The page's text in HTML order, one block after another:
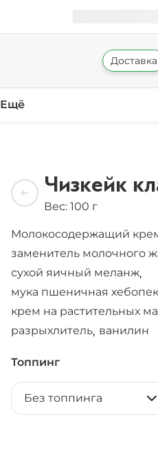
Доставка
Ещё
Чизкейк
Вес: 100 г
Молокосодержащий
заменитель молочного
сухой яичный меланж,
мука пшеничная
крем на растительных
разрыхлитель, ванилин
Топпинг
Без топпинга